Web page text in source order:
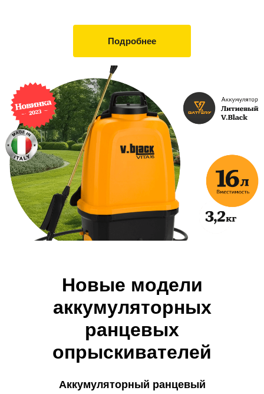
Подробнее
Новые модели
аккумуляторных
ранцевых
опрыскивателей
Аккумуляторный ранцевый